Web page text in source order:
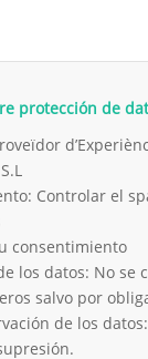
protección de
Controlar el
consentimiento
los datos: No se
salvo por
de los